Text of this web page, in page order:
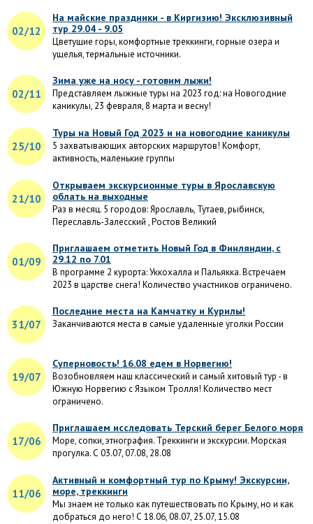
02/12
На майские праздники - в Киргизию! Эксклюзивный
тур 29.04 - 9.05
Цветущие горы, комфортные треккинги, горные озера и
ущелья, термальные источники.
02/11
Зима уже на носу - готовим лыжи!
Представляем лыжные туры на 2023 год: на Новогодние
каникулы, 23 февраля, 8 марта и весну!
25/10
Туры на Новый Год 2023 и на новогодние каникулы
5 захватывающих авторских маршрутов! Комфорт,
активность, маленькие группы
21/10
Открываем экскурсионные туры в Ярославскую
облать на выходные
Раз в месяц. 5 городов: Ярославль, Тутаев, рыбинск,
Переславль-Залесский , Ростов Великий
01/09
Приглашаем отметить Новый Год в Финляндии, с
29.12 по 7.01
В программе 2 курорта: Уккохалла и Пальякка. Встречаем
2023 в царстве снега! Количество участников ограничено.
31/07
Последние места на Камчатку и Курилы!
Заканчиваются места в самые удаленные уголки России
19/07
Суперновость! 16.08 едем в Норвегию!
Возобновляем наш классический и самый хитовый тур - в
Южную Норвегию с Языком Тролля! Количество мест
ограничено.
17/06
Приглашаем исследовать Терский берег Белого моря
Море, сопки, этнография. Треккинги и экскурсии. Морская
прогулка. С 03.07, 07.08, 28.08
11/06
Активный и комфортный тур по Крыму! Экскурсии,
море, треккинги
Мы знаем не только как путешествовать по Крыму, но и как
добраться до него! С 18.06, 08.07, 25.07, 15.08